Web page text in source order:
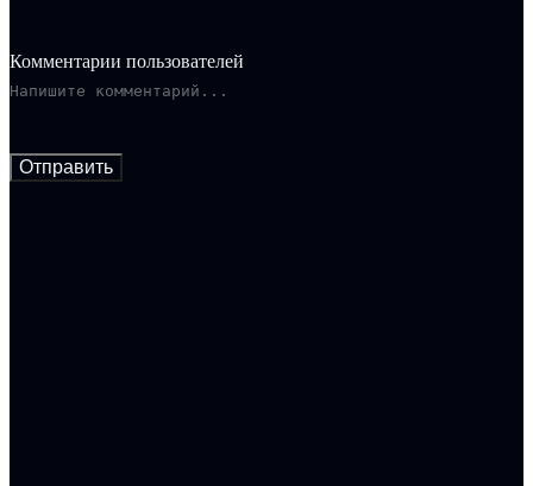
Комментарии пользователей
Отправить